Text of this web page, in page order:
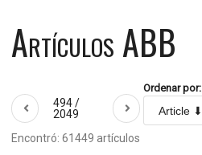
Artículos ABB
494 /
2049
Ordenar por:
Encontró: 61449 artículos